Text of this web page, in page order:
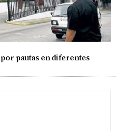
pautas en diferentes